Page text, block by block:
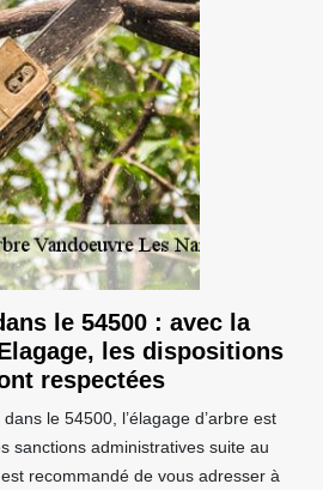
le 54500 : avec la
les dispositions
respectées
le 54500, l’élagage d’arbre est
sanctions administratives suite au
recommandé de vous adresser à